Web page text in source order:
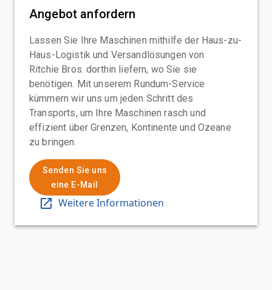
Angebot anfordern
Lassen Sie Ihre Maschinen mithilfe der Haus-zu-
Haus-Logistik und Versandlösungen von
Ritchie Bros. dorthin liefern, wo Sie sie
benötigen. Mit unserem Rundum-Service
kümmern wir uns um jeden Schritt des
Transports, um Ihre Maschinen rasch und
effizient über Grenzen, Kontinente und Ozeane
zu bringen.
Senden Sie uns
eine E-Mail
Weitere Informationen